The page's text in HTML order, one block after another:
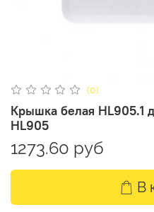
(0)
Крышка белая HL905.1
HL905
1273.60 руб
В